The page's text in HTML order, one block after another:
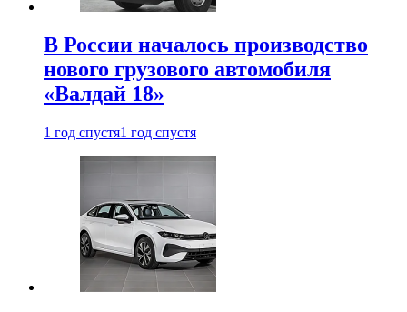
В России началось производство
нового грузового автомобиля
«Валдай 18»
1 год спустя1 год спустя